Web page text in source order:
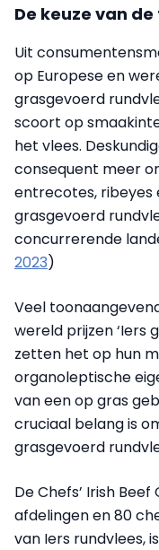
De keuze van
Uit
op Europese en
grasgevoerd
scoort op
het vlees.
consequent meer
entrecotes, ribeyes
grasgevoerd
concurrerende
2023)
Veel
wereld prijzen ‘Iers
zetten het op hun
organoleptische
van een op gras
cruciaal belang is
grasgevoerd
De Chefs’ Irish
afdelingen en 80
van Iers rundvlees,